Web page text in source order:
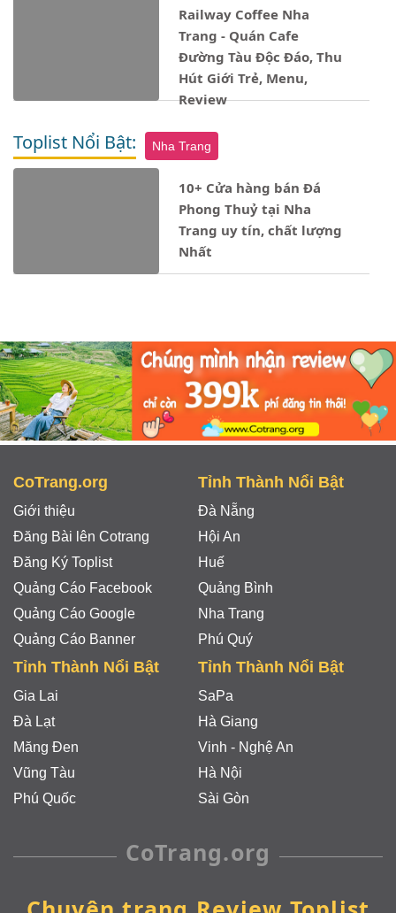
Railway Coffee Nha
Trang - Quán Cafe
Đường Tàu Độc Đáo, Thu
Hút Giới Trẻ, Menu,
Review
Toplist Nổi Bật: Nha Trang
10+ Cửa hàng bán Đá
Phong Thuỷ tại Nha
Trang uy tín, chất lượng
Nhất
CoTrang.org
Giới thiệu
Đăng Bài lên Cotrang
Đăng Ký Toplist
Quảng Cáo Facebook
Quảng Cáo Google
Quảng Cáo Banner
Tỉnh Thành Nổi Bật
Đà Nẵng
Hội An
Huế
Quảng Bình
Nha Trang
Phú Quý
Tỉnh Thành Nổi Bật
Gia Lai
Đà Lạt
Măng Đen
Vũng Tàu
Phú Quốc
Tỉnh Thành Nổi Bật
SaPa
Hà Giang
Vinh - Nghệ An
Hà Nội
Sài Gòn
CoTrang.org